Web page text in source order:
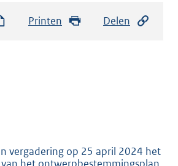
Printen Delen
vergadering op 25 april 2024 het